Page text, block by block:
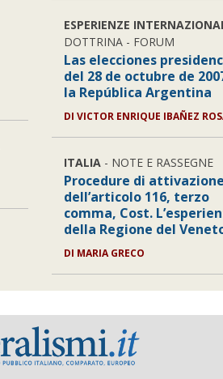
ESPERIENZE
DOTTRINA - FORUM
Las elecciones
del 28 de octubre de
la República Argentina
DI VICTOR ENRIQUE IBAÑEZ
ITALIA- NOTE E RASSEGNE
Procedure di attivazione
dell’articolo 116, terzo
comma, Cost.
della Regione del
DI MARIA GRECO